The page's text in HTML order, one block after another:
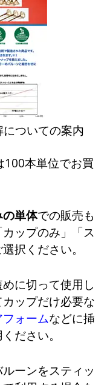
ついての案内
100本単位でお買
の単体での販売も
ップのみ」「ス
択ください。
に切って使用し
ップだけ必要な
ォームなどに挿
ださい。
ーンをスティッ